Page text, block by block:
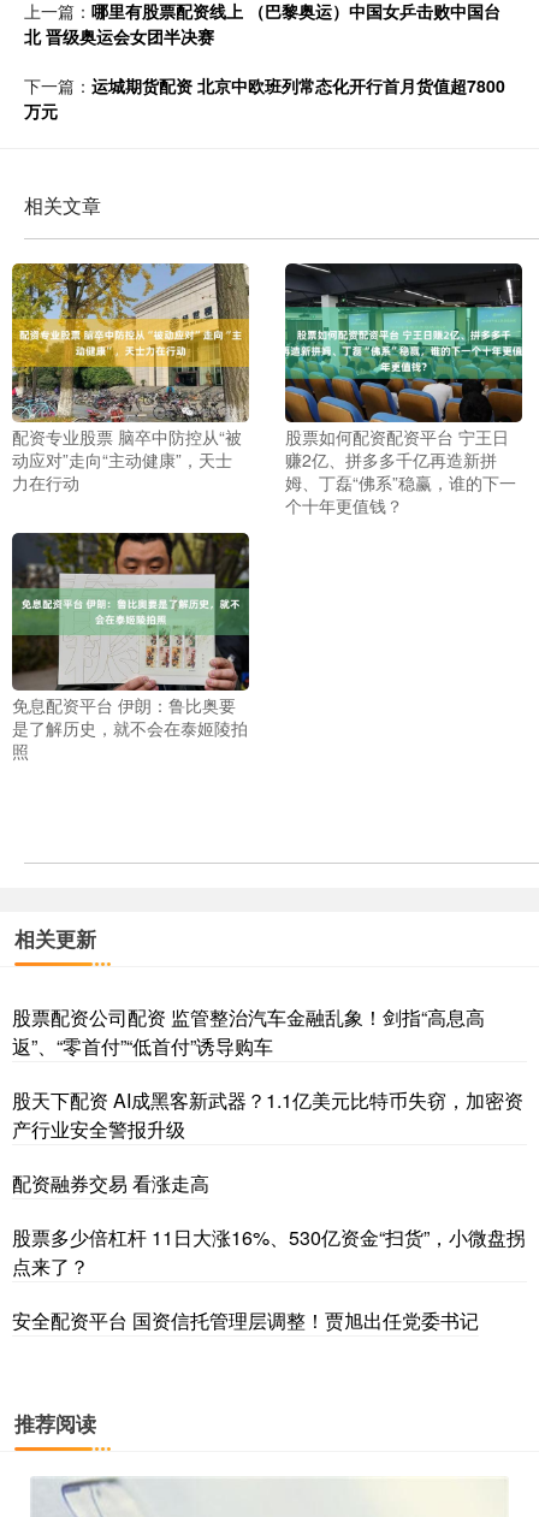
上一篇： 哪里有股票配资线上 （巴黎奥运）中国女乒击败中国台
北 晋级奥运会女团半决赛
下一篇： 运城期货配资 北京中欧班列常态化开行首月货值超7800
万元
相关文章
配资专业股票 脑卒中防控从“被
动应对”走向“主动健康”，天士
力在行动
股票如何配资配资平台 宁王日
赚2亿、拼多多千亿再造新拼
姆、丁磊“佛系”稳赢，谁的下一
个十年更值钱？
免息配资平台 伊朗：鲁比奥要
是了解历史，就不会在泰姬陵拍
照
相关更新
股票配资公司配资 监管整治汽车金融乱象！剑指“高息高
返”、“零首付”“低首付”诱导购车
股天下配资 AI成黑客新武器？1.1亿美元比特币失窃，加密资
产行业安全警报升级
配资融券交易 看涨走高
股票多少倍杠杆 11日大涨16%、530亿资金“扫货”，小微盘拐
点来了？
安全配资平台 国资信托管理层调整！贾旭出任党委书记
推荐阅读